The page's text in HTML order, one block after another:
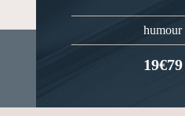
humour
19€79